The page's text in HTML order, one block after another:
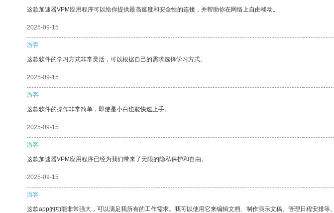
这款加速器VPM应用程序可以给你提供最高速度和安全性的连接，并帮助你在网络上自由移动。
2025-09-15
游客
这款软件的学习方式非常灵活，可以根据自己的需求选择学习方式。
2025-09-15
游客
这款软件的操作非常简单，即使是小白也能快速上手。
2025-09-15
游客
这款加速器VPM应用程序已经为我们带来了无限的隐私保护和自由。
2025-09-15
游客
这款app的功能非常强大，可以满足我所有的工作需求。我可以使用它来编辑文档、制作演示文稿、管理日程安排等。